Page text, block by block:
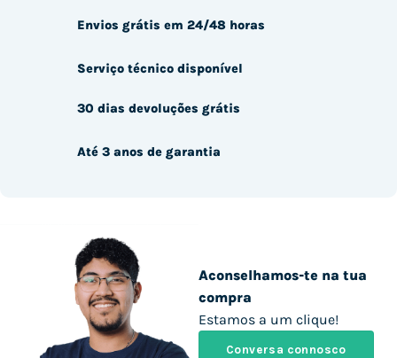
Aconselhamos-te na tua
compra
Estamos a um clique!
Conversa connosco
Envios grátis em 24/48 horas
Serviço técnico disponível
30 dias devoluções grátis
Até 3 anos de garantia